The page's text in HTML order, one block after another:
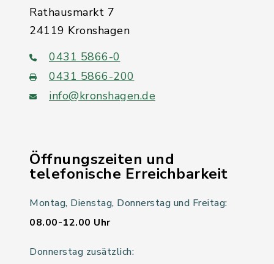
Rathausmarkt 7
24119 Kronshagen
0431 5866-0
0431 5866-200
info@kronshagen.de
Öffnungszeiten und
telefonische Erreichbarkeit
Montag, Dienstag, Donnerstag und Freitag:
08.00-12.00 Uhr
Donnerstag zusätzlich: